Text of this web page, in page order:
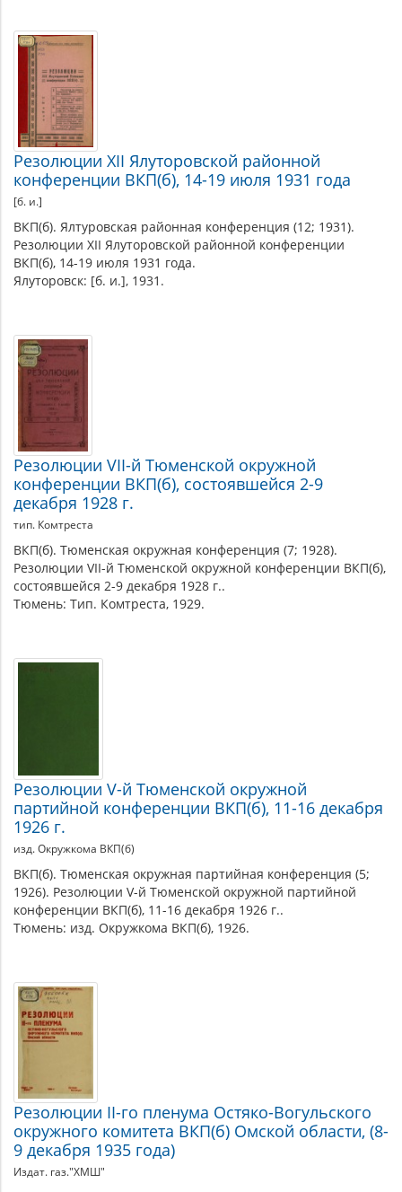
Резолюции XII Ялуторовской районной
конференции ВКП(б), 14-19 июля 1931 года
[б. и.]
ВКП(б). Ялтуровская районная конференция (12; 1931).
Резолюции XII Ялуторовской районной конференции
ВКП(б), 14-19 июля 1931 года.
Ялуторовск: [б. и.], 1931.
Резолюции VII-й Тюменской окружной
конференции ВКП(б), состоявшейся 2-9
декабря 1928 г.
тип. Комтреста
ВКП(б). Тюменская окружная конференция (7; 1928).
Резолюции VII-й Тюменской окружной конференции ВКП(б),
состоявшейся 2-9 декабря 1928 г..
Тюмень: Тип. Комтреста, 1929.
Резолюции V-й Тюменской окружной
партийной конференции ВКП(б), 11-16 декабря
1926 г.
изд. Окружкома ВКП(б)
ВКП(б). Тюменская окружная партийная конференция (5;
1926). Резолюции V-й Тюменской окружной партийной
конференции ВКП(б), 11-16 декабря 1926 г..
Тюмень: изд. Окружкома ВКП(б), 1926.
Резолюции II-го пленума Остяко-Вогульского
окружного комитета ВКП(б) Омской области, (8-
9 декабря 1935 года)
Издат. газ."ХМШ"